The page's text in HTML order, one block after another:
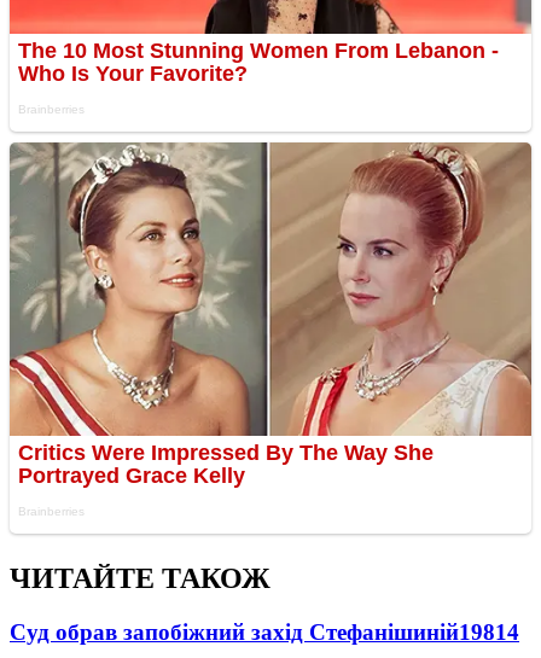
ЧИТАЙТЕ ТАКОЖ
Суд обрав запобіжний захід Стефанішиній19814